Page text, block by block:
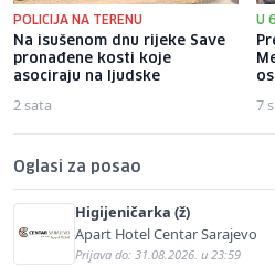
POLICIJA NA TERENU
Na isušenom dnu rijeke Save
pronađene kosti koje
asociraju na ljudske
2 sata
U
7
Oglasi za posao
Higijeničarka (ž)
Apart Hotel Centar Sarajevo
Prijava do: 31.08.2026. u 23:59